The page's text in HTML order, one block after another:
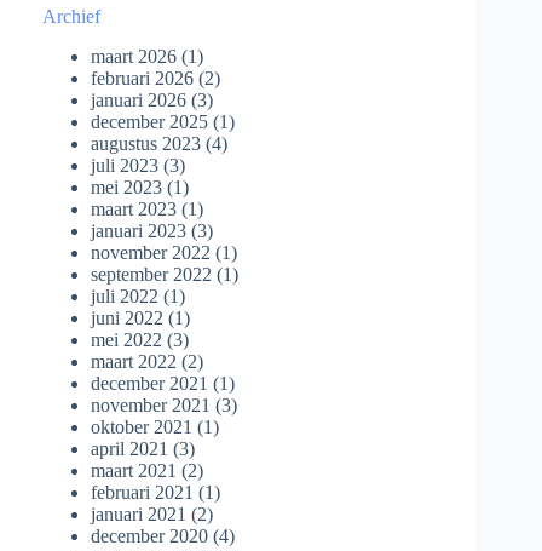
Archief
maart 2026 (1)
februari 2026 (2)
januari 2026 (3)
december 2025 (1)
augustus 2023 (4)
juli 2023 (3)
mei 2023 (1)
maart 2023 (1)
januari 2023 (3)
november 2022 (1)
september 2022 (1)
juli 2022 (1)
juni 2022 (1)
mei 2022 (3)
maart 2022 (2)
december 2021 (1)
november 2021 (3)
oktober 2021 (1)
april 2021 (3)
maart 2021 (2)
februari 2021 (1)
januari 2021 (2)
december 2020 (4)